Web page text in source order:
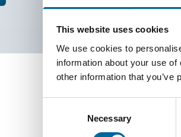
This website uses cookies
We use cookies to
information about your use
other information that you’ve
Necessary